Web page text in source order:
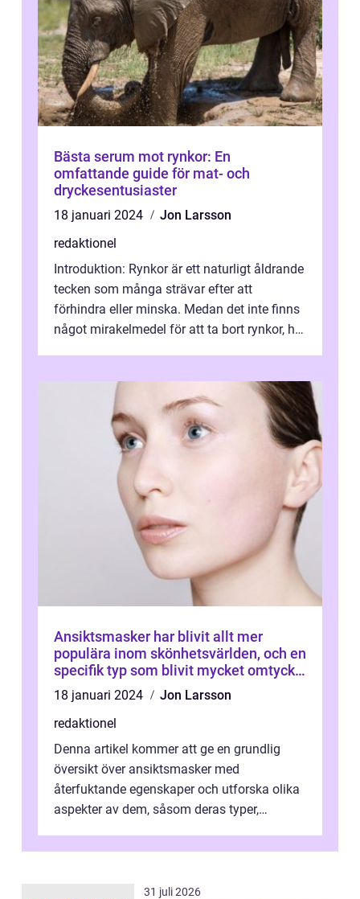
Bästa serum mot rynkor: En
omfattande guide för mat- och
dryckesentusiaster
18 januari 2024
Jon Larsson
redaktionel
Introduktion: Rynkor är ett naturligt åldrande
tecken som många strävar efter att
förhindra eller minska. Medan det inte finns
något mirakelmedel för att ta bort rynkor, har
Ansiktsmasker har blivit allt mer
populära inom skönhetsvärlden, och en
specifik typ som blivit mycket omtyckt
är ansiktsmasker med återfuktande
egenskaper
18 januari 2024
Jon Larsson
redaktionel
Denna artikel kommer att ge en grundlig
översikt över ansiktsmasker med
återfuktande egenskaper och utforska olika
aspekter av dem, såsom deras typer,
skillnader m...
31 juli 2026